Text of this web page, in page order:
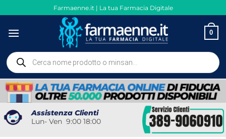
ai
contenuti
Farmaenne.it | La tua Farmacia Digitale
0
Ricerca
prodotti
Assistenza Clienti
Lun- Ven 9:00 18:00